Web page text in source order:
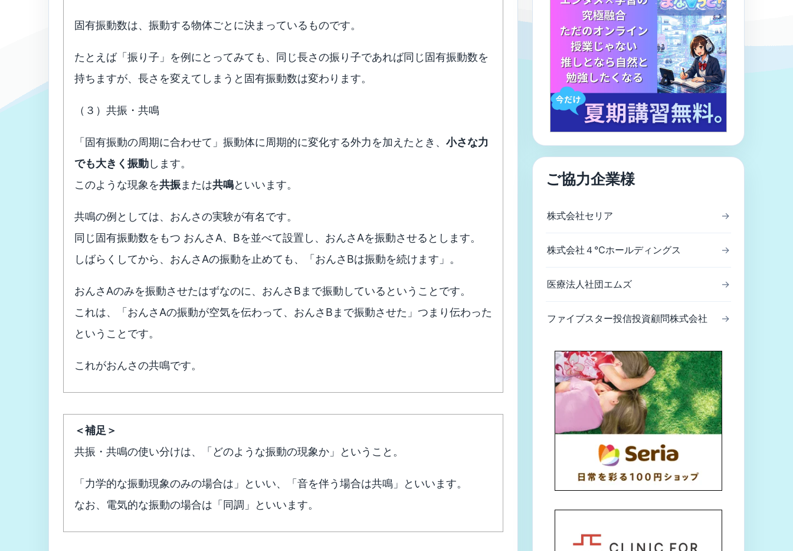
固有振動数は、振動する物体ごとに決まっているものです。
たとえば「振り子」を例にとってみても、同じ長さの振り子であれば同じ固有振動数を
持ちますが、長さを変えてしまうと固有振動数は変わります。
（３）共振・共鳴
「固有振動の周期に合わせて」振動体に周期的に変化する外力を加えたとき、 小さな力
でも大きく振動します。
このような現象を共振または共鳴といいます。
共鳴の例としては、おんさの実験が有名です。
同じ固有振動数をもつ おんさA、Bを並べて設置し、おんさAを振動させるとします。
しばらくしてから、おんさAの振動を止めても、「おんさBは振動を続けます」。
おんさAのみを振動させたはずなのに、おんさBまで振動しているということです。
これは、「おんさAの振動が空気を伝わって、おんさBまで振動させた」つまり伝わった
ということです。
これがおんさの共鳴です。
＜補足＞
共振・共鳴の使い分けは、「どのような振動の現象か」ということ。
「力学的な振動現象のみの場合は」といい、「音を伴う場合は共鳴」といいます。
なお、電気的な振動の場合は「同調」といいます。
ご協力企業様
株式会社セリア →
株式会社４℃ホールディングス →
医療法人社団エムズ →
ファイブスター投信投資顧問株式会社 →